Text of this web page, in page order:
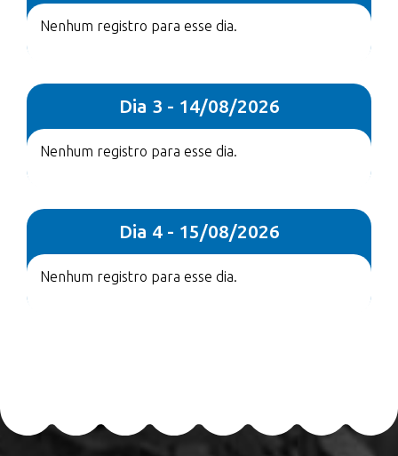
Nenhum registro para esse dia.
Dia 3 - 14/08/2026
Nenhum registro para esse dia.
Dia 4 - 15/08/2026
Nenhum registro para esse dia.